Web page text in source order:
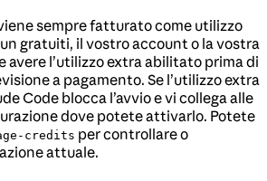
sempre fatturato come utilizzo
gratuiti, il vostro account o la vostra
avere l’utilizzo extra abilitato prima di
a pagamento. Se l’utilizzo extra
Code blocca l’avvio e vi collega alle
dove potete attivarlo. Potete
credits per controllare o
attuale.